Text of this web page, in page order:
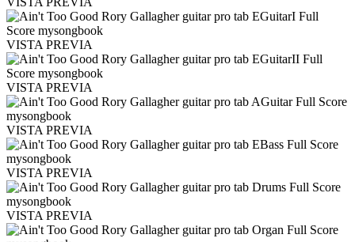
VISTA PREVIA
VISTA PREVIA
VISTA PREVIA
VISTA PREVIA
VISTA PREVIA